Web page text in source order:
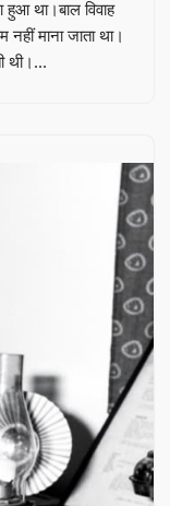
था।बाल विवाह
माना जाता था।
थी।…